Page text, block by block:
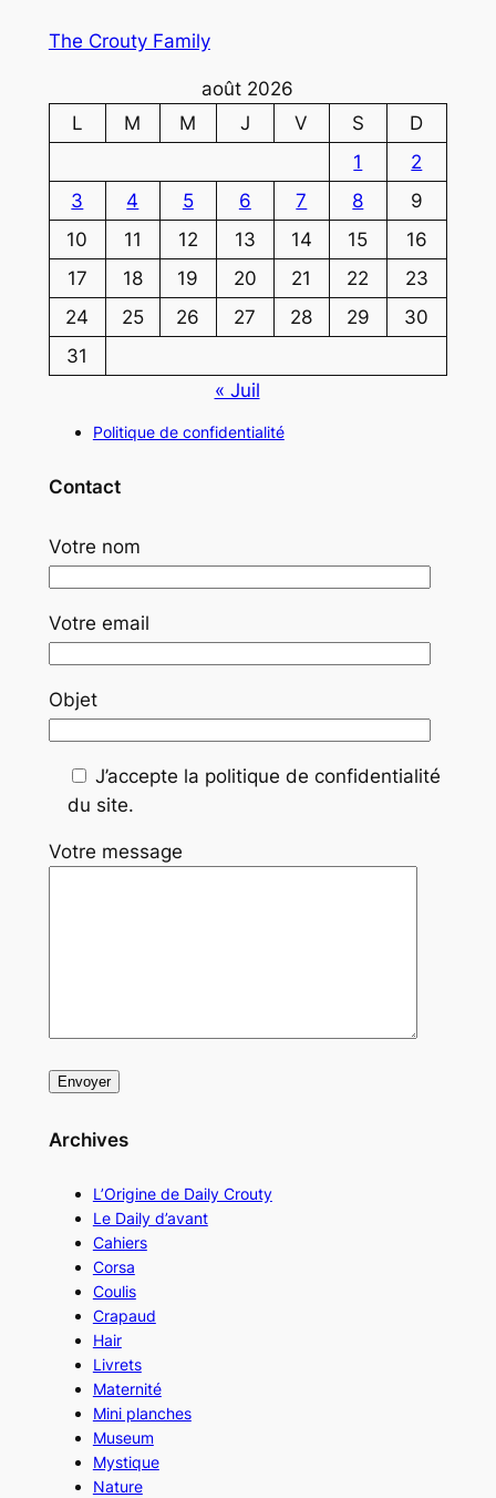
The Crouty Family
août 2026
L
M M J V S
D
1
2
3
4 5 6 7 8
9
10
11 12 13 14 15
16
17
18 19 20 21 22
23
24
25 26 27 28 29
30
31
« Juil
Politique de confidentialité
Contact
Votre nom
Votre email
Objet
J’accepte la politique de confidentialité
du site.
Votre message
Archives
L’Origine de Daily Crouty
Le Daily d’avant
Cahiers
Corsa
Coulis
Crapaud
Hair
Livrets
Maternité
Mini planches
Museum
Mystique
Nature